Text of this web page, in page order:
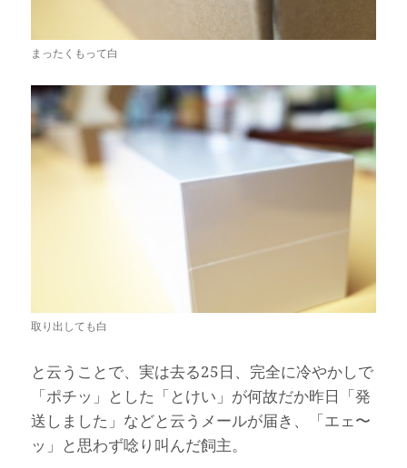
まったくもって白
取り出しても白
と云うことで、実は去る25日、完全に冷やかしで
「ポチッ」とした「とけい」が何故だか昨日「発
送しました」などと云うメールが届き、「エェ〜
ッ」と思わず唸り叫んだ飼主。